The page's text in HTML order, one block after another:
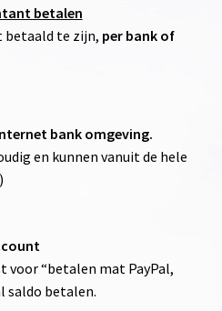
betalen
betaald te zijn, per bank of
bank omgeving.
en kunnen vanuit de hele
voor “betalen mat PayPal,
saldo betalen.